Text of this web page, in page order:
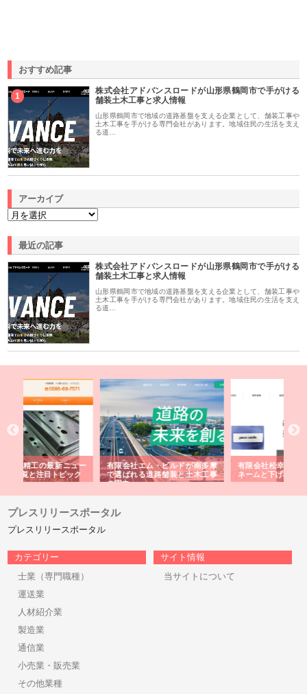
おすすめ記事
1
株式会社アドバンスロードが山形県鶴岡市で手がける
舗装土木工事と求人情報
山形県鶴岡市で地域の道路基盤を支える企業として、舗装工事や
土木工事を手がける専門会社があります。地域住民の生活を支え
る道…
アーカイブ
最近の記事
株式会社アドバンスロードが山形県鶴岡市で手がける
舗装土木工事と求人情報
山形県鶴岡市で地域の道路基盤を支える企業として、舗装工事や
土木工事を手がける専門会社があります。地域住民の生活を支え
る道…
ドが南多摩
と土木工事
有限会社松幸商店が手がける織
ネームと下げ札の製造技術
北海道軽金属株式会社がスノー
フライとテーパーブロックの専
用ページを新設
プレスリリースポータル
プレスリリースポータル
カテゴリー
士業（専門職種）
運送業
人材紹介業
製造業
通信業
小売業・販売業
その他業種
サイト情報
当サイトについて